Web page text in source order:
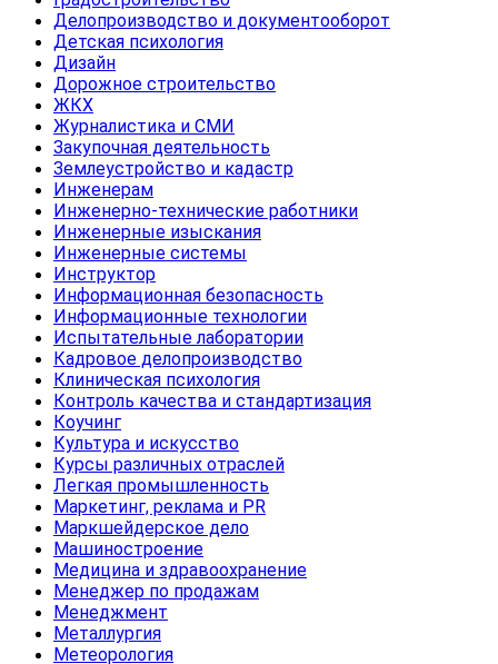
Делопроизводство и документооборот
Детская психология
Дизайн
Дорожное строительство
ЖКХ
Журналистика и СМИ
Закупочная деятельность
Землеустройство и кадастр
Инженерам
Инженерно-технические работники
Инженерные изыскания
Инженерные системы
Инструктор
Информационная безопасность
Информационные технологии
Испытательные лаборатории
Кадровое делопроизводство
Клиническая психология
Контроль качества и стандартизация
Коучинг
Культура и искусство
Курсы различных отраслей
Легкая промышленность
Маркетинг, реклама и PR
Маркшейдерское дело
Машиностроение
Медицина и здравоохранение
Менеджер по продажам
Менеджмент
Металлургия
Метеорология